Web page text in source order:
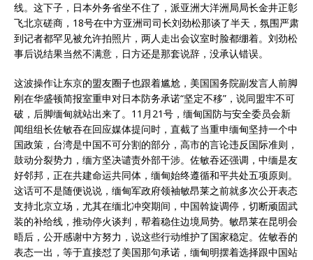
线。这下子，日本外务省坐不住了，派亚洲大洋洲局局长金井正彰
飞北京磋商，18号在中方亚洲司司长刘劲松那谈了半天，氛围严肃
到记者都罕见被允许拍照片，两人走出会议室时脸都绷着。刘劲松
事后说结果当然不满意，日方还是那套说辞，没承认错误。
这波操作让东京的盟友圈子也跟着尴尬，美国国务院副发言人前脚
刚在华盛顿简报室重申对日本防务承诺“坚定不移”，说同盟牢不可
破，后脚缅甸就站出来了。11月21号，缅甸国防与安全委员会新
闻组组长佐敏吞在回应媒体提问时，直截了当重申缅甸坚持一个中
国政策，台湾是中国不可分割的部分，高市的言论违反国际准则，
鼓动分裂势力，缅方坚决谴责外部干涉。佐敏吞还强调，中缅是友
好邻邦，正在共建命运共同体，缅甸始终遵循和平共处五项原则。
这话可不是随便说说，缅甸军政府领袖敏昂莱之前就多次公开表态
支持北京立场，尤其在缅北冲突期间，中国斡旋调停，切断顽固武
装的补给线，推动停火谈判，帮着稳住边境局势。敏昂莱在昆明会
晤后，公开感谢中方努力，说这些行动维护了国家稳定。佐敏吞的
表态一出，等于直接怼了美国那句承诺，缅甸明摆着选择跟中国站